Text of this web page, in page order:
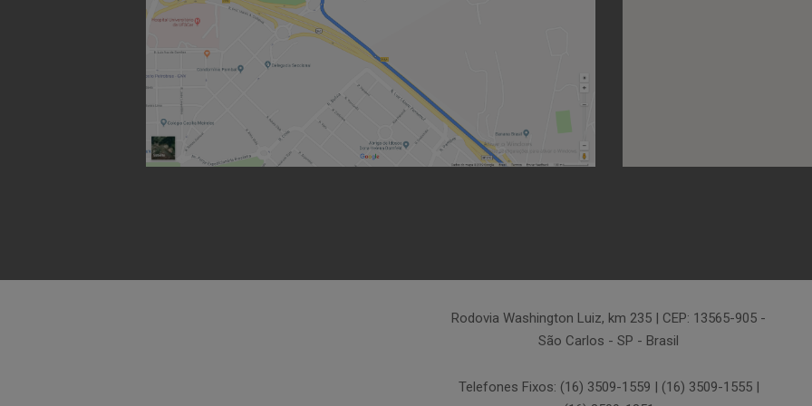
Rodovia Washington Luiz, km 235 | CEP: 13565-905 -
São Carlos - SP - Brasil
Telefones Fixos: (16) 3509-1559 | (16) 3509-1555 |